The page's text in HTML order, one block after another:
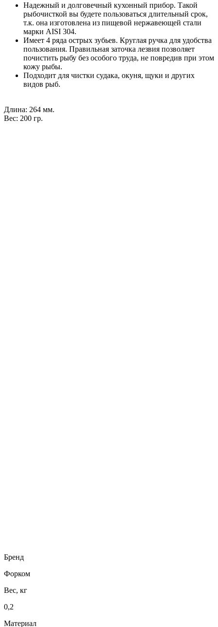
Надежный и долговечный кухонный прибор. Такой
рыбочисткой вы будете пользоваться длительный срок,
т.к. она изготовлена из пищевой нержавеющей стали
марки AISI 304.
Имеет 4 ряда острых зубьев. Круглая ручка для удобства
пользования. Правильная заточка лезвия позволяет
почистить рыбу без особого труда, не повредив при этом
кожу рыбы.
Подходит для чистки судака, окуня, щуки и других
видов рыб.
Длина: 264 мм.
Вес: 200 гр.
Бренд
Форком
Вес, кг
0,2
Материал